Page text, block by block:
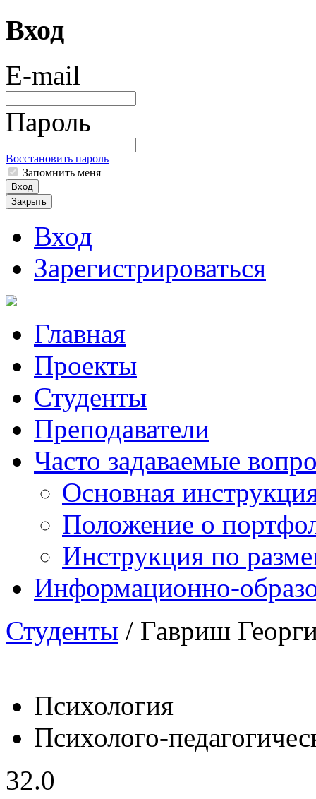
Вход
E-mail
Пароль
Восстановить пароль
Запомнить меня
Вход
Закрыть
Вход
Зарегистрироваться
Главная
Проекты
Студенты
Преподаватели
Часто задаваемые
Основная
Положение о
Инструкция по
Информационно-
Студенты / Гавриш
Психология
Психолого-
32.0